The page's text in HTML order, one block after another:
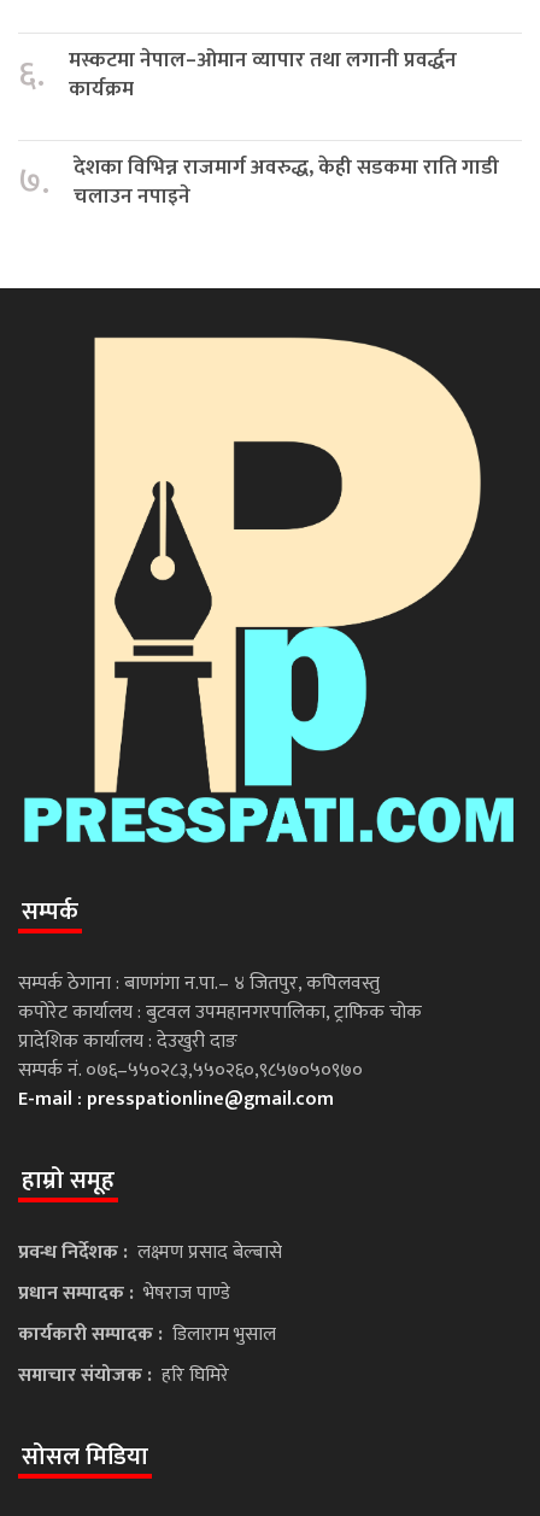
६.
मस्कटमा नेपाल–ओमान व्यापार तथा लगानी प्रवर्द्धन
कार्यक्रम
७.
देशका विभिन्न राजमार्ग अवरुद्ध, केही सडकमा राति गाडी
चलाउन नपाइने
सम्पर्क
सम्पर्क ठेगाना : बाणगंगा न.पा.– ४ जितपुर, कपिलवस्तु
कपोरेट कार्यालय : बुटवल उपमहानगरपालिका, ट्राफिक चोक
प्रादेशिक कार्यालय : देउखुरी दाङ
सम्पर्क नं. ०७६–५५०२८३,५५०२६०,९८५७०५०९७०
E-mail : presspationline@gmail.com
हाम्रो समूह
प्रवन्ध निर्देशक : लक्ष्मण प्रसाद बेल्बासे
प्रधान सम्पादक : भेषराज पाण्डे
कार्यकारी सम्पादक : डिलाराम भुसाल
समाचार संयोजक : हरि घिमिरे
सोसल मिडिया